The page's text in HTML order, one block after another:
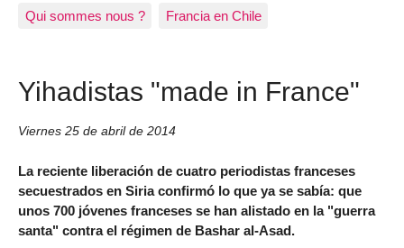
Qui sommes nous ? Francia en Chile
Yihadistas "made in France"
Viernes 25 de abril de 2014
La reciente liberación de cuatro periodistas franceses
secuestrados en Siria confirmó lo que ya se sabía: que
unos 700 jóvenes franceses se han alistado en la "guerra
santa" contra el régimen de Bashar al-Asad.